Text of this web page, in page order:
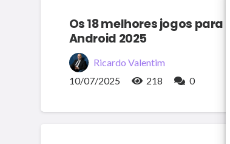
Os 18 melhores jogos para
Android 2025
Ricardo Valentim
10/07/2025
218 0